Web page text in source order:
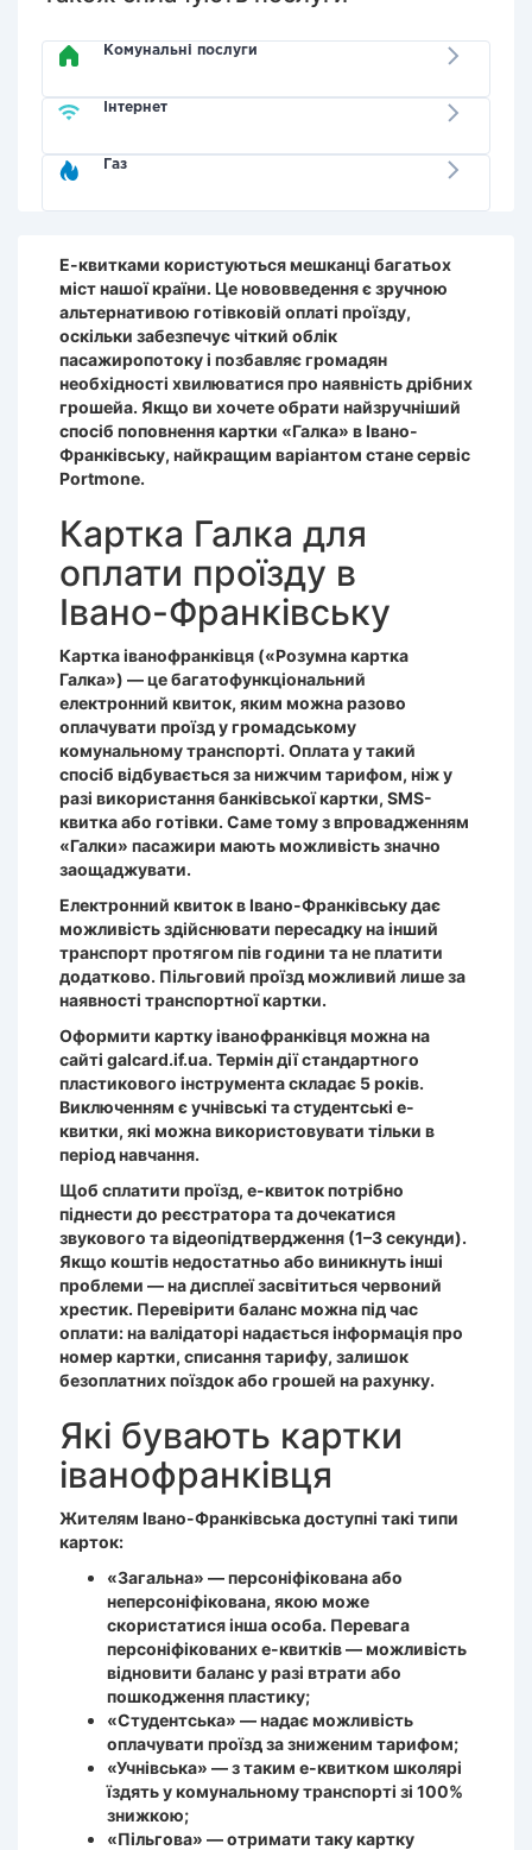
Комунальні послуги
Інтернет
Газ
Е-квитками користуються мешканці багатьох
міст нашої країни. Це нововведення є зручною
альтернативою готівковій оплаті проїзду,
оскільки забезпечує чіткий облік
пасажиропотоку і позбавляє громадян
необхідності хвилюватися про наявність дрібних
грошейa. Якщо ви хочете обрати найзручніший
спосіб поповнення картки «Галка» в Івано-
Франківську, найкращим варіантом стане сервіс
Portmone.
Картка Галка для
оплати проїзду в
Івано-Франківську
Картка іванофранківця («Розумна картка
Галка») — це багатофункціональний
електронний квиток, яким можна разово
оплачувати проїзд у громадському
комунальному транспорті. Оплата у такий
спосіб відбувається за нижчим тарифом, ніж у
разі використання банківської картки, SMS-
квитка або готівки. Саме тому з впровадженням
«Галки» пасажири мають можливість значно
заощаджувати.
Електронний квиток в Івано-Франківську дає
можливість здійснювати пересадку на інший
транспорт протягом пів години та не платити
додатково. Пільговий проїзд можливий лише за
наявності транспортної картки.
Оформити картку іванофранківця можна на
сайті galcard.if.ua. Термін дії стандартного
пластикового інструмента складає 5 років.
Виключенням є учнівські та студентські е-
квитки, які можна використовувати тільки в
період навчання.
Щоб сплатити проїзд, е-квиток потрібно
піднести до реєстратора та дочекатися
звукового та відеопідтвердження (1–3 секунди).
Якщо коштів недостатньо або виникнуть інші
проблеми — на дисплеї засвітиться червоний
хрестик. Перевірити баланс можна під час
оплати: на валідаторі надається інформація про
номер картки, списання тарифу, залишок
безоплатних поїздок або грошей на рахунку.
Які бувають картки
іванофранківця
Жителям Івано-Франківська доступні такі типи
карток:
«Загальна» — персоніфікована або
неперсоніфікована, якою може
скористатися інша особа. Перевага
персоніфікованих е-квитків — можливість
відновити баланс у разі втрати або
пошкодження пластику;
«Студентська» — надає можливість
оплачувати проїзд за зниженим тарифом;
«Учнівська» — з таким е-квитком школярі
їздять у комунальному транспорті зі 100%
знижкою;
«Пільгова» — отримати таку картку